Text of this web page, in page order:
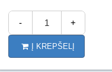
- +
Į KREPŠELĮ